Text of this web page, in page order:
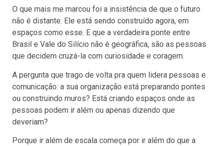
O que mais me marcou foi a insistência de que o futuro
não é distante. Ele está sendo construído agora, em
espaços como esse. E que a verdadeira ponte entre
Brasil e Vale do Silício não é geográfica, são as pessoas
que decidem cruzá-la com curiosidade e coragem.
A pergunta que trago de volta pra quem lidera pessoas e
comunicação: a sua organização está preparando pontes
ou construindo muros? Está criando espaços onde as
pessoas podem ir além ou apenas dizendo que
deveriam?
Porque ir além de escala começa por ir além do que a